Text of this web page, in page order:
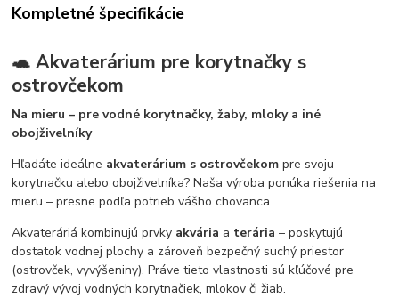
Kompletné špecifikácie
🐢 Akvaterárium pre korytnačky s
ostrovčekom
Na mieru – pre vodné korytnačky, žaby, mloky a iné
obojživelníky
Hľadáte ideálne akvaterárium s ostrovčekom pre svoju
korytnačku alebo obojživelníka? Naša výroba ponúka riešenia na
mieru – presne podľa potrieb vášho chovanca.
Akvateráriá kombinujú prvky akvária a terária – poskytujú
dostatok vodnej plochy a zároveň bezpečný suchý priestor
(ostrovček, vyvýšeniny). Práve tieto vlastnosti sú kľúčové pre
zdravý vývoj vodných korytnačiek, mlokov či žiab.